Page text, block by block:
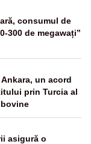
consumul de
300 de megawați”
un acord
prin Turcia al
asigură o